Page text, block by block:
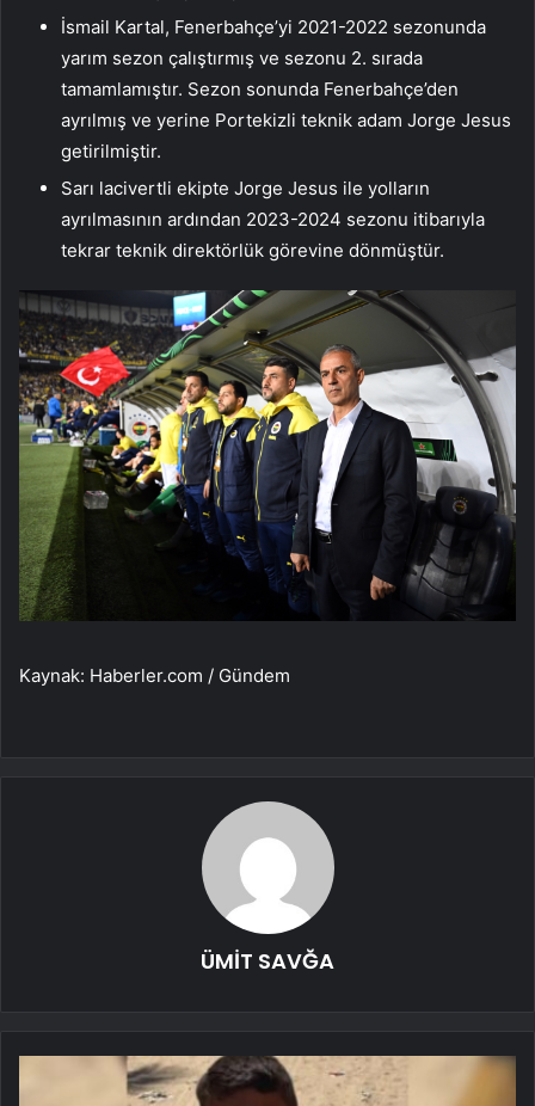
İsmail Kartal, Fenerbahçe’yi 2021-2022 sezonunda
yarım sezon çalıştırmış ve sezonu 2. sırada
tamamlamıştır. Sezon sonunda Fenerbahçe’den
ayrılmış ve yerine Portekizli teknik adam Jorge Jesus
getirilmiştir.
Sarı lacivertli ekipte Jorge Jesus ile yolların
ayrılmasının ardından 2023-2024 sezonu itibarıyla
tekrar teknik direktörlük görevine dönmüştür.
Kaynak: Haberler.com / Gündem
ÜMİT SAVĞA